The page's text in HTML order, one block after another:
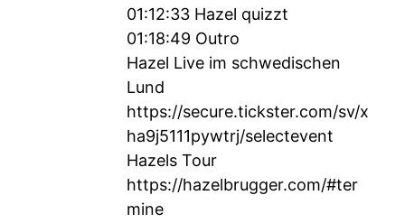
01:12:33 Hazel quizzt
01:18:49 Outro
Hazel Live im schwedischen
Lund
https://secure.tickster.com/sv/x
ha9j5111pywtrj/selectevent
Hazels Tour
https://hazelbrugger.com/#ter
mine